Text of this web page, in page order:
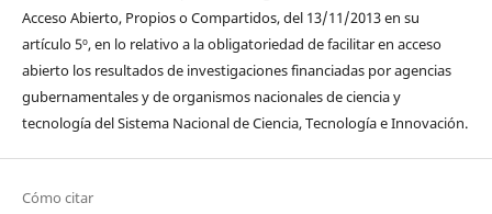
Acceso Abierto, Propios o Compartidos, del 13/11/2013 en su
artículo 5º, en lo relativo a la obligatoriedad de facilitar en acceso
abierto los resultados de investigaciones financiadas por agencias
gubernamentales y de organismos nacionales de ciencia y
tecnología del Sistema Nacional de Ciencia, Tecnología e Innovación.
Cómo citar